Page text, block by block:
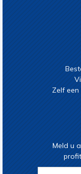
Zelf een
Meld u